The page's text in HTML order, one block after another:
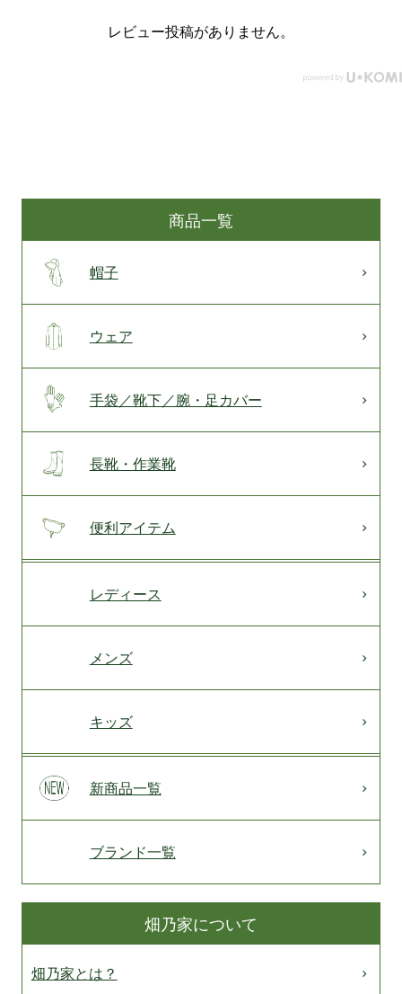
レビュー投稿がありません。
商品一覧
帽子
ウェア
手袋／靴下／腕・足カバー
長靴・作業靴
便利アイテム
レディース
メンズ
キッズ
新商品一覧
ブランド一覧
畑乃家について
畑乃家とは？